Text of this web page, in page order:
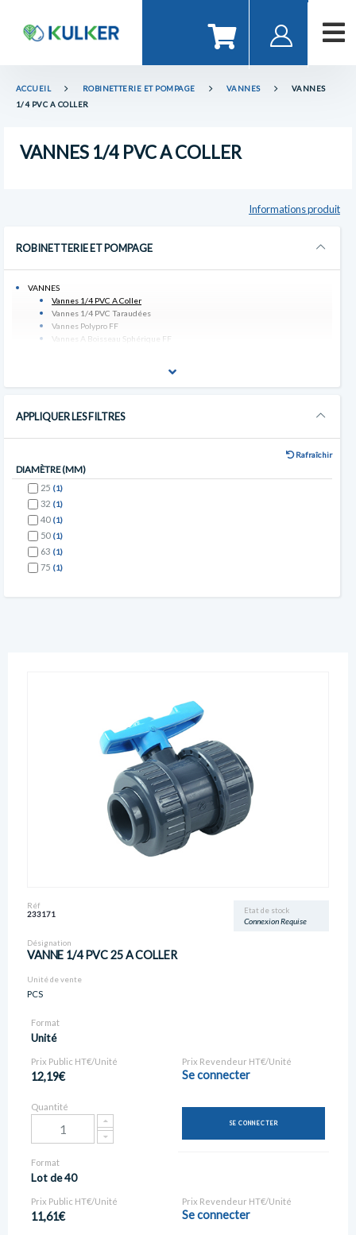
ACCUEIL ROBINETTERIE ET POMPAGE VANNES
VANNES
1/4 PVC A COLLER
VANNES 1/4 PVC A COLLER
Informations produit
ROBINETTERIE ET POMPAGE
VANNES
Vannes 1/4 PVC A Coller
Vannes 1/4 PVC Taraudées
Vannes Polypro FF
Vannes A Boisseau Sphérique FF
APPLIQUER LES FILTRES
Rafraîchir
DIAMÈTRE (MM)
25 (1)
32 (1)
40 (1)
50 (1)
63 (1)
75 (1)
Etat de stock
Connexion Requise
Réf
233171
Désignation
VANNE 1/4 PVC 25 A COLLER
Unité de vente
PCS
Format
Unité
Prix Public HT€/Unité
12,19€
Prix Revendeur HT€/Unité
Se connecter
Quantité
SE CONNECTER
Format
Lot de 40
Prix Public HT€/Unité
11,61€
Prix Revendeur HT€/Unité
Se connecter